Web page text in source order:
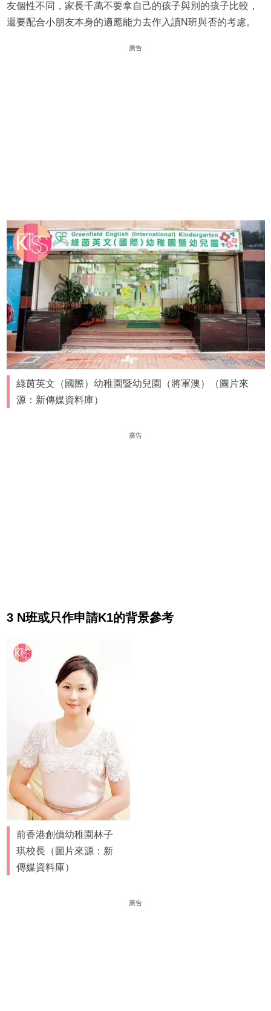
友個性不同，家長千萬不要拿自己的孩子與別的孩子比較，
還要配合小朋友本身的適應能力去作入讀N班與否的考慮。
廣告
綠茵英文（國際）幼稚園暨幼兒園（將軍澳）（圖片來
源：新傳媒資料庫）
廣告
3 N班或只作申請K1的背景參考
前香港創價幼稚園林子
琪校長（圖片來源：新
傳媒資料庫）
廣告